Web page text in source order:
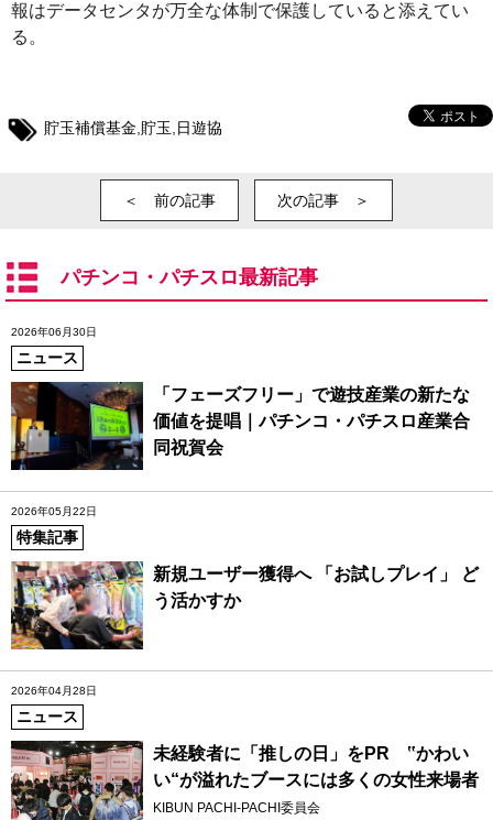
報はデータセンタが万全な体制で保護していると添えてい
る。
貯玉補償基金 貯玉 日遊協
＜ 前の記事 次の記事 ＞
パチンコ・パチスロ最新記事
2026年06月30日
ニュース
「フェーズフリー」で遊技産業の新たな
価値を提唱｜パチンコ・パチスロ産業合
同祝賀会
2026年05月22日
特集記事
新規ユーザー獲得へ 「お試しプレイ」 ど
う活かすか
2026年04月28日
ニュース
未経験者に「推しの日」をPR ‟かわい
い“が溢れたブースには多くの女性来場者
KIBUN PACHI-PACHI委員会